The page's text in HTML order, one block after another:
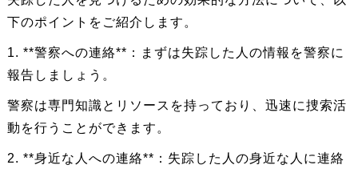
下のポイントをご紹介します。
1. **警察への連絡**：まずは失踪した人の情報を警察に
報告しましょう。
警察は専門知識とリソースを持っており、迅速に捜索活
動を行うことができます。
2. **身近な人への連絡**：失踪した人の身近な人に連絡